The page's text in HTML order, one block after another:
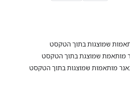
שמוצגות בתוך הטקסט
שמוצגת בתוך הטקסט
מותאמות שמוצגות בתוך הטקסט